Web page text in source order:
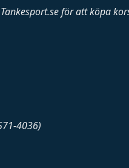
Tankesport.seför att köpa
4036)